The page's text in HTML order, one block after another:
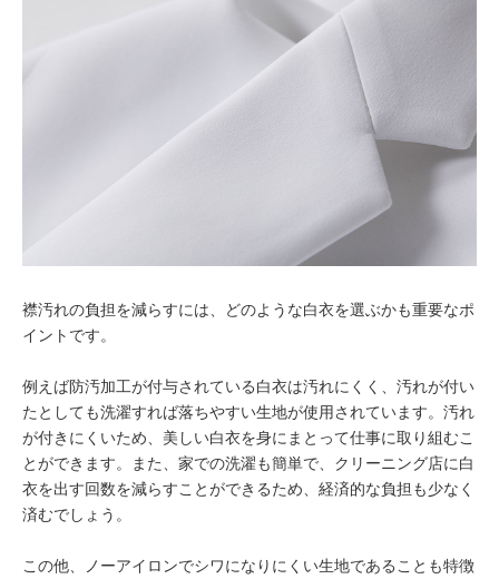
襟汚れの負担を減らすには、どのような白衣を選ぶかも重要なポ
イントです。
例えば防汚加工が付与されている白衣は汚れにくく、汚れが付い
たとしても洗濯すれば落ちやすい生地が使用されています。汚れ
が付きにくいため、美しい白衣を身にまとって仕事に取り組むこ
とができます。また、家での洗濯も簡単で、クリーニング店に白
衣を出す回数を減らすことができるため、経済的な負担も少なく
済むでしょう。
この他、ノーアイロンでシワになりにくい生地であることも特徴